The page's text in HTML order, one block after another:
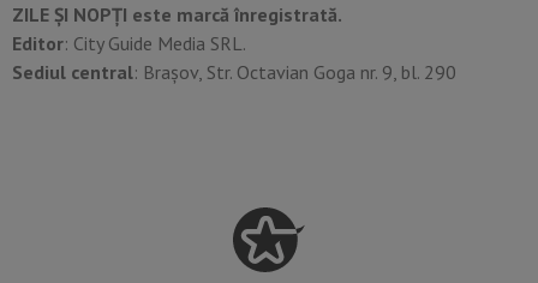
ZILE ȘI NOPȚI este marcă înregistrată.
Editor: City Guide Media SRL.
Sediul central: Brașov, Str. Octavian Goga nr. 9, bl. 290